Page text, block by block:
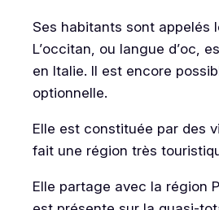
Ses habitants sont appelés
L’occitan, ou langue d’oc,
en Italie. Il est encore
optionnelle.
Elle est constituée par des
fait une région très
Elle partage avec la région